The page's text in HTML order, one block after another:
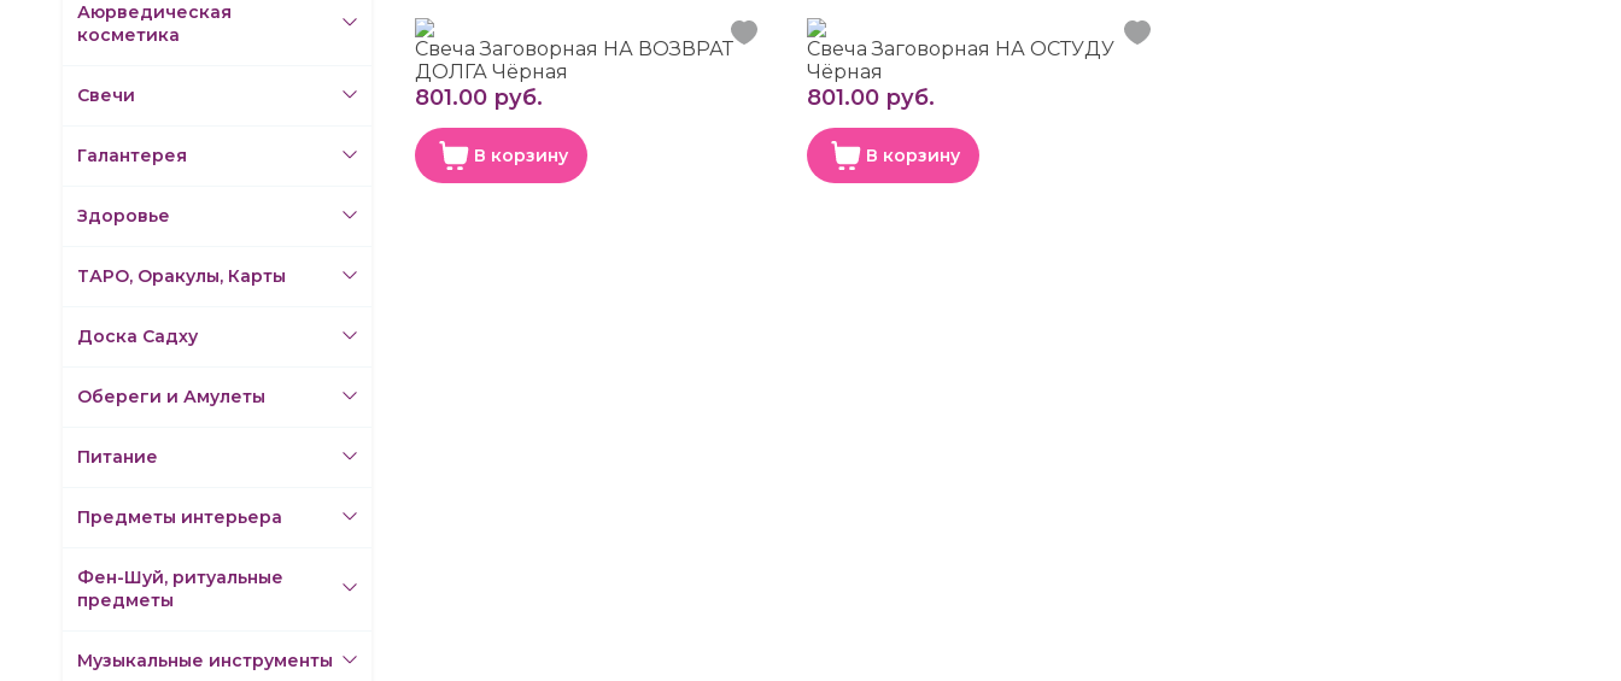
Аюрведическая
косметика
Свечи
Галантерея
Здоровье
ТАРО, Оракулы, Карты
Доска Садху
Обереги и Амулеты
Питание
Предметы интерьера
Фен-Шуй, ритуальные
предметы
Музыкальные инструменты
Свеча Заговорная НА ВОЗВРАТ
ДОЛГА Чёрная
801.00 руб.
В корзину
Свеча Заговорная НА ОСТУДУ
Чёрная
801.00 руб.
В корзину